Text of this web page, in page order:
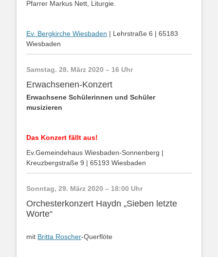
Pfarrer Markus Nett, Liturgie.
Ev. Bergkirche Wiesbaden | Lehrstraße 6 | 65183
Wiesbaden
Samstag. 28. März 2020 – 16 Uhr
Erwachsenen-Konzert
Erwachsene Schülerinnen und Schüler
musizieren
Das Konzert fällt aus!
Ev.Gemeindehaus Wiesbaden-Sonnenberg |
Kreuzbergstraße 9 | 65193 Wiesbaden
Sonntag, 29. März 2020 – 18:00 Uhr
Orchesterkonzert Haydn „Sieben letzte
Worte“
mit Britta Roscher-Querflöte